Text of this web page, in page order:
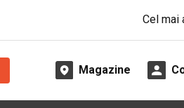
Cel mai
Magazine